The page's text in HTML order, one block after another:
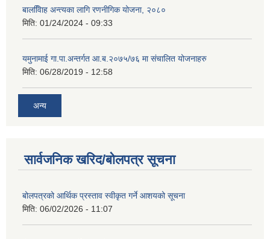
बालवििाह अन्त्यका लागि रणनीगिक योजना, २०८०
मिति: 01/24/2024 - 09:33
यमुनामाई गा.पा.अन्तर्गत आ.ब.२०७५/७६ मा संचालित योजनाहरु
मिति: 06/28/2019 - 12:58
अन्य
सार्वजनिक खरिद/बोलपत्र सूचना
बोलपत्रको आर्थिक प्रस्ताव स्वीकृत गर्ने आशयको सूचना
मिति: 06/02/2026 - 11:07